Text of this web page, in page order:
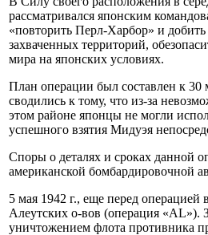
рассматривался японским
«повторить Перл-Харбор» и
захваченных территорий,
мира на японских условиях.
План операции был составлен к 30
сводились к тому, что из-за
этом районе японцы не могли
успешного взятия Мидуэя
Споры о деталях и сроках данной
американской бомбардировочной
5 мая 1942 г., еще перед
Алеутских о-вов (операция
уничтожением флота противника